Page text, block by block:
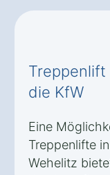
Treppenlift
die KfW
Eine
Treppenlifte
Wehelitz